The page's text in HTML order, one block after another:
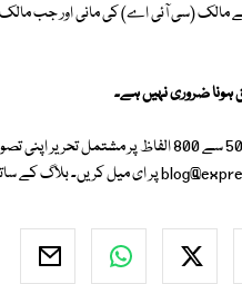
(سی آئی اے) کی مانی اور جب مالک نے
ہونا ضروری نہیں ہے۔
اگر آپ بھی ہمارے لیے اردو بلاگ لکھنا چاہتے ہیں تو قلم اٹھائیے
پر ای میل کریں۔ بلاگ کے